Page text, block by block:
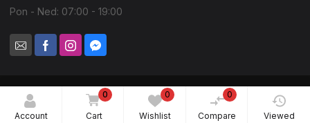
Account
0
Cart
0
Wishlist
0
Compare Viewed
Pon - Ned: 07:00 - 19:00
© 2021 Pilot Company. Sva prava zadržana. Moguće su
nenamjerne greške u slikama i opisima.